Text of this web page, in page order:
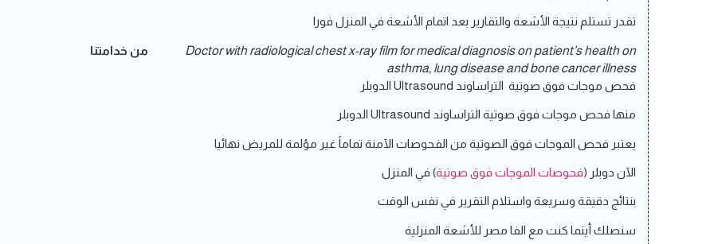
تقدر تستلم نتيجة الأشعة والتقارير بعد اتمام الأشعة في المنزل فورا
Doctor with radiological chest x-ray film for medical diagnosis on patient’s health on
asthma, lung disease and bone cancer illness
من خدامتنا
فحص موجات فوق صوتية التراساوند Ultrasound الدوبلر
منها فحص موجات فوق صوتية التراساوند Ultrasound الدوبلر
يعتبر فحص الموجات فوق الصوتية من الفحوصات الآمنة تماماً غير مؤلمة للمريض نهائيا
الآن دوبلر (فحوصات الموجات فوق صوتية) في المنزل
بنتائج دقيقة وسريعة واستلام التقرير في نفس الوقت
سنصلك أينما كنت مع الفا مصر للأشعة المنزلية